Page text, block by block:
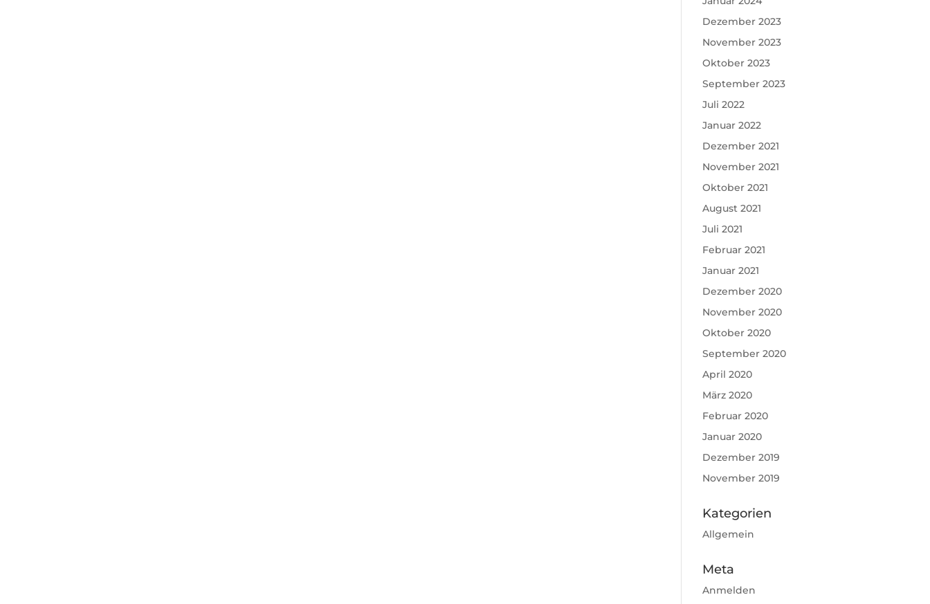
Dezember 2023
November 2023
Oktober 2023
September 2023
Juli 2022
Januar 2022
Dezember 2021
November 2021
Oktober 2021
August 2021
Juli 2021
Februar 2021
Januar 2021
Dezember 2020
November 2020
Oktober 2020
September 2020
April 2020
März 2020
Februar 2020
Januar 2020
Dezember 2019
November 2019
Kategorien
Allgemein
Meta
Anmelden